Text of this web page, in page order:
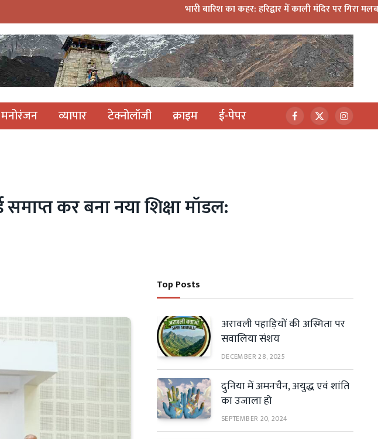
भारी बारिश का कहर: हरिद्वार में काली मंदिर पर गिरा मलबा,
मनोरंजन व्यापार टेक्नोलॉजी क्राइम ई-पेपर Facebook
X
(Twitter)
कर बना नया शिक्षा मॉडल:
Top Posts
अरावली पहाड़ियों की अस्मिता पर
सवालिया संशय
DECEMBER 28, 2025
दुनिया में अमनचैन, अयुद्ध एवं शांति
का उजाला हो
SEPTEMBER 20, 2024